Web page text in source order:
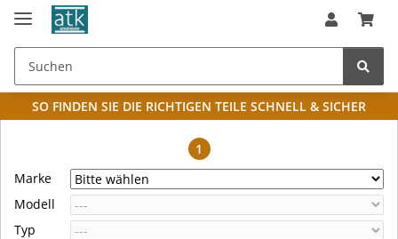
SO FINDEN SIE DIE RICHTIGEN TEILE SCHNELL & SICHER
1
Marke
Modell
Typ